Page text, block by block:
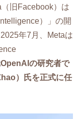
旧Facebook）は
）」の開
年7月、Metaは
の研究者で
）氏を正式に任